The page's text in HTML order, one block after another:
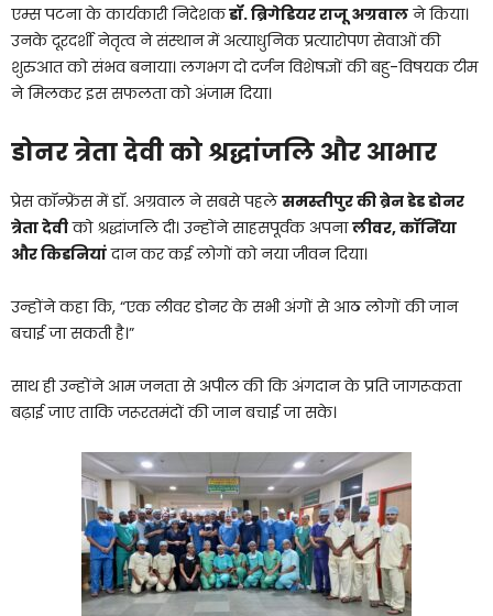
एम्स पटना के कार्यकारी निदेशकडॉ. ब्रिगेडियर राजू अग्रवाल ने किया।
उनके दूरदर्शी नेतृत्व ने संस्थान में अत्याधुनिक प्रत्यारोपण सेवाओं की
शुरुआत को संभव बनाया। लगभग दो दर्जन विशेषज्ञों की बहु-विषयक टीम
ने मिलकर इस सफलता को अंजाम दिया।
डोनर त्रेता देवी को श्रद्धांजलि और आभार
प्रेस कॉन्फ्रेंस में डॉ. अग्रवाल ने सबसे पहलेसमस्तीपुर की ब्रेन डेड डोनर
त्रेता देवीको श्रद्धांजलि दी। उन्होंने साहसपूर्वक अपनालीवर, कॉर्निया
और किडनियांदान कर कई लोगों को नया जीवन दिया।
उन्होंने कहा कि, “एक लीवर डोनर के सभी अंगों से आठ लोगों की जान
बचाई जा सकती है।”
साथ ही उन्होंने आम जनता से अपील की कि अंगदान के प्रति जागरूकता
बढ़ाई जाए ताकि जरूरतमंदों की जान बचाई जा सके।